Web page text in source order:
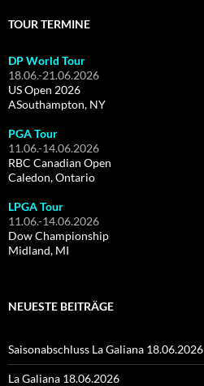
TOUR TERMINE
DP World Tour
18.06.-21.06.2026
US Open 2026
ASouthampton, NY
PGA Tour
11.06.-14.06.2026
RBC Canadian Open
Caledon, Ontario
LPGA Tour
11.06.-14.06.2026
Dow Championship
Midland, MI
NEUESTE BEITRÄGE
Saisonabschluss La Galiana 18.06.2026
La Galiana 18.06.2026